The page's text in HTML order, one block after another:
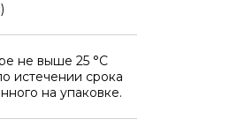
не выше 25 °C
истечении срока
на упаковке.